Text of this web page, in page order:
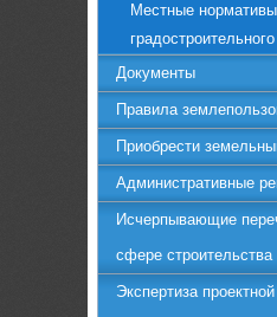
Местные нормативы
Документы
Правила
Приобрести
Административные
Исчерпывающие
сфере строительства
Экспертиза